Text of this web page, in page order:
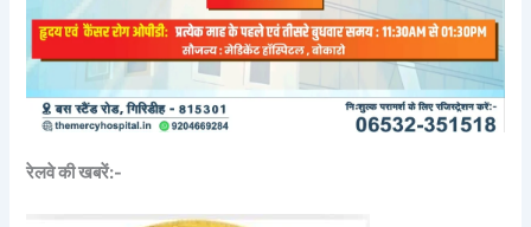
रेलवे की खबरें:-